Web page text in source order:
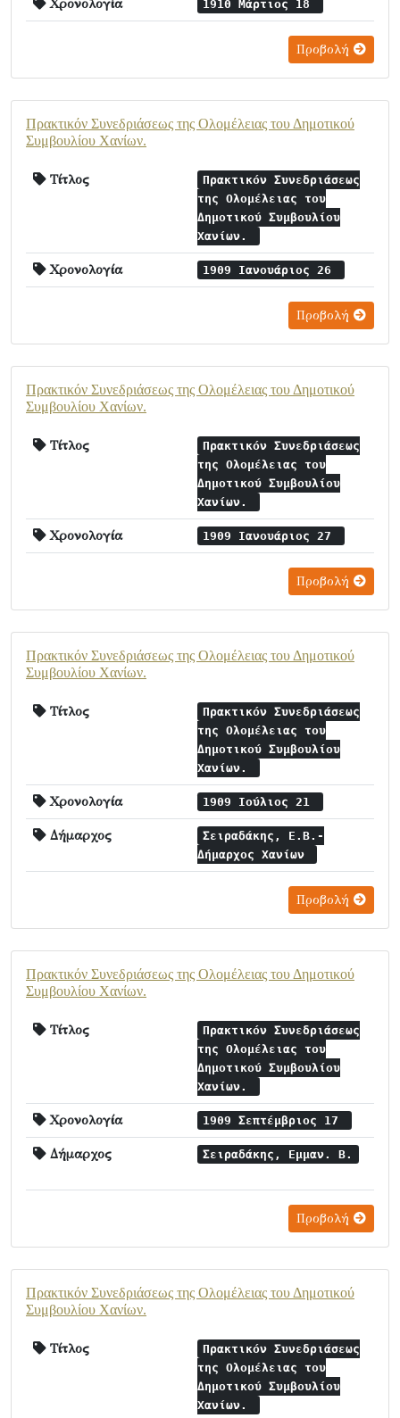
Χρονολογία 1910 Μάρτιος 18
Προβολή
Πρακτικόν Συνεδριάσεως της Ολομέλειας του Δημοτικού
Συμβουλίου Χανίων.
Τίτλος
Πρακτικόν Συνεδριάσεως
της Ολομέλειας του
Δημοτικού Συμβουλίου
Χανίων.
Χρονολογία 1909 Ιανουάριος 26
Προβολή
Πρακτικόν Συνεδριάσεως της Ολομέλειας του Δημοτικού
Συμβουλίου Χανίων.
Τίτλος
Πρακτικόν Συνεδριάσεως
της Ολομέλειας του
Δημοτικού Συμβουλίου
Χανίων.
Χρονολογία 1909 Ιανουάριος 27
Προβολή
Πρακτικόν Συνεδριάσεως της Ολομέλειας του Δημοτικού
Συμβουλίου Χανίων.
Τίτλος
Πρακτικόν Συνεδριάσεως
της Ολομέλειας του
Δημοτικού Συμβουλίου
Χανίων.
Χρονολογία 1909 Ιούλιος 21
Δήμαρχος
Σειραδάκης, Ε.Β.-
Δήμαρχος Χανίων
Προβολή
Πρακτικόν Συνεδριάσεως της Ολομέλειας του Δημοτικού
Συμβουλίου Χανίων.
Τίτλος
Πρακτικόν Συνεδριάσεως
της Ολομέλειας του
Δημοτικού Συμβουλίου
Χανίων.
Χρονολογία 1909 Σεπτέμβριος 17
Δήμαρχος Σειραδάκης, Εμμαν. Β.
Προβολή
Πρακτικόν Συνεδριάσεως της Ολομέλειας του Δημοτικού
Συμβουλίου Χανίων.
Τίτλος
Πρακτικόν Συνεδριάσεως
της Ολομέλειας του
Δημοτικού Συμβουλίου
Χανίων.